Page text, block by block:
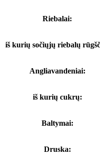
Riebalai:
iš kurių sočiųjų riebalų
Angliavandeniai:
iš kurių cukrų:
Baltymai:
Druska: